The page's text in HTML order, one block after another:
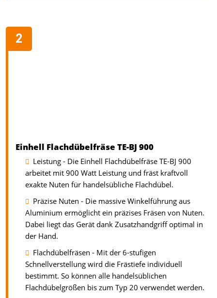
Einhell Flachdübelfräse TE-BJ 900
Leistung - Die Einhell Flachdübelfräse TE-BJ 900
arbeitet mit 900 Watt Leistung und fräst kraftvoll
exakte Nuten für handelsübliche Flachdübel.
Präzise Nuten - Die massive Winkelführung aus
Aluminium ermöglicht ein präzises Fräsen von Nuten.
Dabei liegt das Gerät dank Zusatzhandgriff optimal in
der Hand.
Flachdübelfräsen - Mit der 6-stufigen
Schnellverstellung wird die Frästiefe individuell
bestimmt. So können alle handelsüblichen
Flachdübelgrößen bis zum Typ 20 verwendet werden.